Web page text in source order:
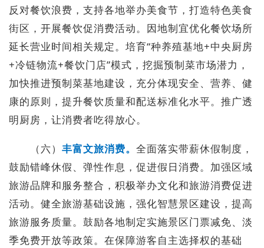
反对餐饮浪费，支持各地举办美食节，打造特色美食
街区，开展餐饮促消费活动。因地制宜优化餐饮场所
延长营业时间相关规定。培育“种养殖基地+中央厨房
+冷链物流+餐饮门店”模式，挖掘预制菜市场潜力，
加快推进预制菜基地建设，充分体现安全、营养、健
康的原则，提升餐饮质量和配送标准化水平。推广透
明厨房，让消费者吃得放心。
（六） 丰富文旅消费。 全面落实带薪休假制度，
鼓励错峰休假、弹性作息，促进假日消费。加强区域
旅游品牌和服务整合，积极举办文化和旅游消费促进
活动。健全旅游基础设施，强化智慧景区建设，提高
旅游服务质量。鼓励各地制定实施景区门票减免、淡
季免费开放等政策。在保障游客自主选择权的基础